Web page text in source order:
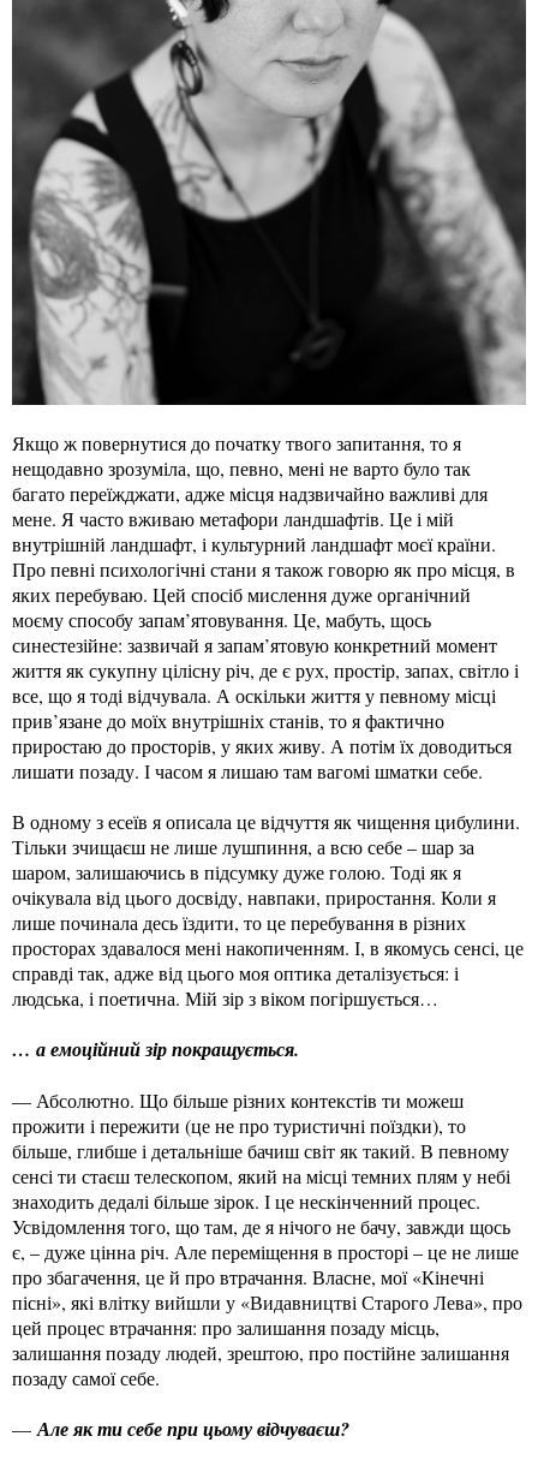
Якщо ж повернутися до початку твого запитання, то я
нещодавно зрозуміла, що, певно, мені не варто було так
багато переїжджати, адже місця надзвичайно важливі для
мене. Я часто вживаю метафори ландшафтів. Це і мій
внутрішній ландшафт, і культурний ландшафт моєї країни.
Про певні психологічні стани я також говорю як про місця, в
яких перебуваю. Цей спосіб мислення дуже органічний
моєму способу запам’ятовування. Це, мабуть, щось
синестезійне: зазвичай я запам’ятовую конкретний момент
життя як сукупну цілісну річ, де є рух, простір, запах, світло і
все, що я тоді відчувала. А оскільки життя у певному місці
прив’язане до моїх внутрішніх станів, то я фактично
приростаю до просторів, у яких живу. А потім їх доводиться
лишати позаду. І часом я лишаю там вагомі шматки себе.
В одному з есеїв я описала це відчуття як чищення цибулини.
Тільки зчищаєш не лише лушпиння, а всю себе – шар за
шаром, залишаючись в підсумку дуже голою. Тоді як я
очікувала від цього досвіду, навпаки, приростання. Коли я
лише починала десь їздити, то це перебування в різних
просторах здавалося мені накопиченням. І, в якомусь сенсі, це
справді так, адже від цього моя оптика деталізується: і
людська, і поетична. Мій зір з віком погіршується…
… а емоційний зір покращується.
— Абсолютно. Що більше різних контекстів ти можеш
прожити і пережити (це не про туристичні поїздки), то
більше, глибше і детальніше бачиш світ як такий. В певному
сенсі ти стаєш телескопом, який на місці темних плям у небі
знаходить дедалі більше зірок. І це нескінченний процес.
Усвідомлення того, що там, де я нічого не бачу, завжди щось
є, – дуже цінна річ. Але переміщення в просторі – це не лише
про збагачення, це й про втрачання. Власне, мої «Кінечні
пісні», які влітку вийшли у «Видавництві Старого Лева», про
цей процес втрачання: про залишання позаду місць,
залишання позаду людей, зрештою, про постійне залишання
позаду самої себе.
—Але як ти себе при цьому відчуваєш?